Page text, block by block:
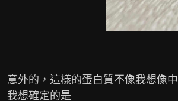
意外的，這樣的蛋白質不像我想像
我想確定的是